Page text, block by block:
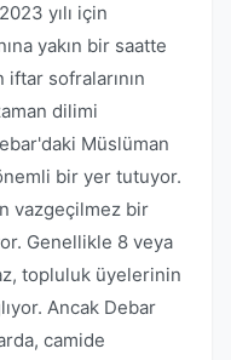
yılı için
yakın bir saatte
sofralarının
dilimi
Müslüman
bir yer tutuyor.
vazgeçilmez bir
Genellikle 8 veya
topluluk üyelerinin
Ancak Debar
camide